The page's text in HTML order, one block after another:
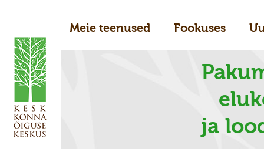
Meie teenused Fookuses
ja